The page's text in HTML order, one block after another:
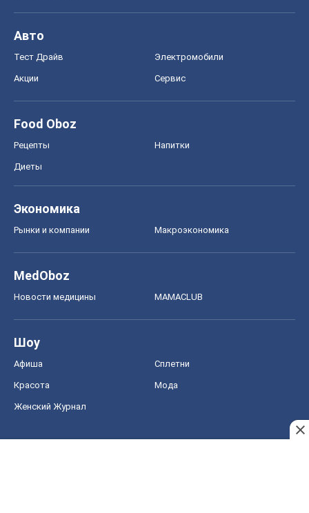
Авто
Тест Драйв Электромобили
Акции Сервис
Food Oboz
Рецепты Напитки
Диеты
Экономика
Рынки и компании Mакроэкономика
MedOboz
Новости медицины MAMACLUB
Шоу
Афиша Сплетни
Красота Мода
Женский Журнал